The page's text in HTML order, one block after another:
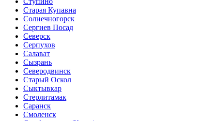
Старая Купавна
Солнечногорск
Сергиев Посад
Северск
Серпухов
Салават
Сызрань
Северодвинск
Старый Оскол
Сыктывкар
Стерлитамак
Саранск
Смоленск